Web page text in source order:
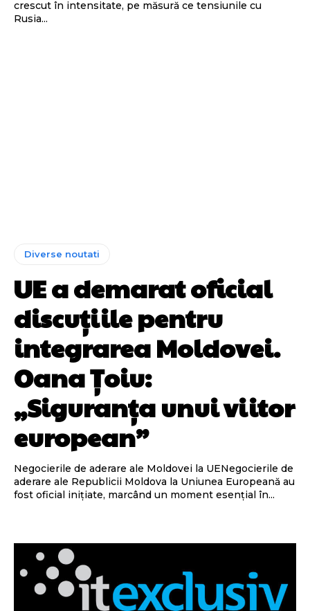
crescut în intensitate, pe măsură ce tensiunile cu
Rusia...
Diverse noutati
UE a demarat oficial
discuțiile pentru
integrarea Moldovei.
Oana Țoiu:
„Siguranța unui viitor
european”
Negocierile de aderare ale Moldovei la UENegocierile de
aderare ale Republicii Moldova la Uniunea Europeană au
fost oficial inițiate, marcând un moment esențial în...